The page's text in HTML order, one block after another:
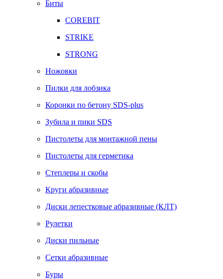
Биты
COREBIT
STRIKE
STRONG
Ножовки
Пилки для лобзика
Коронки по бетону SDS-plus
Зубила и пики SDS
Пистолеты для монтажной пены
Пистолеты для герметика
Степлеры и скобы
Круги абразивные
Диски лепестковые абразивные (КЛТ)
Рулетки
Диски пильные
Сетки абразивные
Буры